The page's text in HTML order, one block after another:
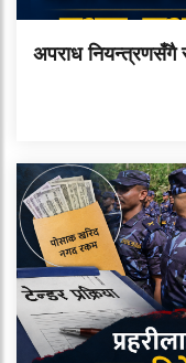
अपराध नियन्त्रणसँगै